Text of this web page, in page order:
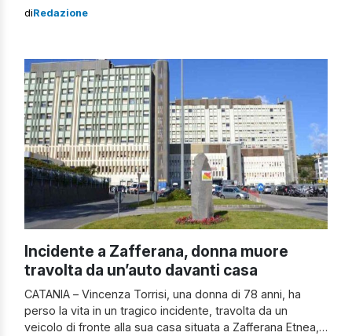
idriche, con un incremento di poco più di 13 milioni di
d’acqua, segnando […]
diRedazione
Incidente a Zafferana, donna muore
travolta da un’auto davanti casa
CATANIA – Vincenza Torrisi, una donna di 78 anni, ha
perso la vita in un tragico incidente, travolta da un
veicolo di fronte alla sua casa situata a Zafferana Etnea,